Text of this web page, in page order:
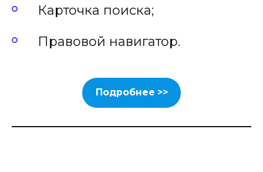
Карточка поиска;
Правовой навигатор.
Подробнее >>